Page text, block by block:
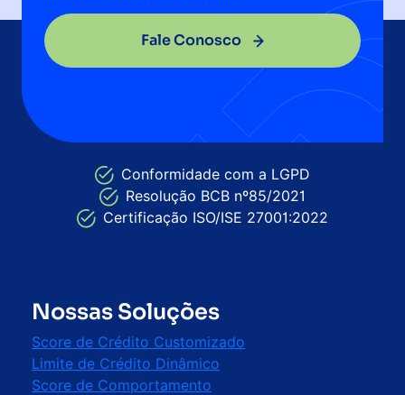
Fale Conosco
Conformidade com a LGPD
Resolução BCB nº85/2021
Certificação ISO/ISE 27001:2022
Nossas Soluções
Score de Crédito Customizado
Limite de Crédito Dinâmico
Score de Comportamento